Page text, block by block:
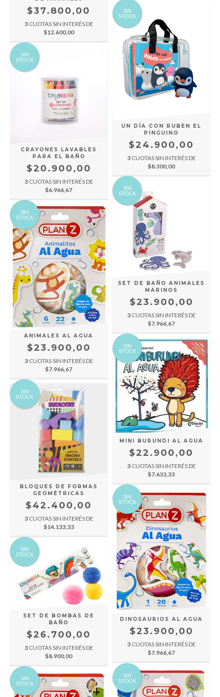
$37.800,00
3 CUOTAS SIN INTERÉS DE
$12.600,00
SIN
STOCK
CRAYONES LAVABLES
PARA EL BAÑO
$20.900,00
3 CUOTAS SIN INTERÉS DE
$6.966,67
SIN
STOCK
UN DÍA CON RUBEN EL
PINGUINO
$24.900,00
3 CUOTAS SIN INTERÉS DE
$8.300,00
SIN
STOCK
ANIMALES AL AGUA
$23.900,00
3 CUOTAS SIN INTERÉS DE
$7.966,67
SIN
STOCK
SET DE BAÑO ANIMALES
MARINOS
$23.900,00
3 CUOTAS SIN INTERÉS DE
$7.966,67
SIN
STOCK
BLOQUES DE FORMAS
GEOMÉTRICAS
$42.400,00
3 CUOTAS SIN INTERÉS DE
$14.133,33
SIN
STOCK
MINI BURUNDI AL AGUA
$22.900,00
3 CUOTAS SIN INTERÉS DE
$7.633,33
SIN
STOCK
SET DE BOMBAS DE
BAÑO
$26.700,00
3 CUOTAS SIN INTERÉS DE
$8.900,00
SIN
STOCK
DINOSAURIOS AL AGUA
$23.900,00
3 CUOTAS SIN INTERÉS DE
$7.966,67
SIN
STOCK
SIN
STOCK